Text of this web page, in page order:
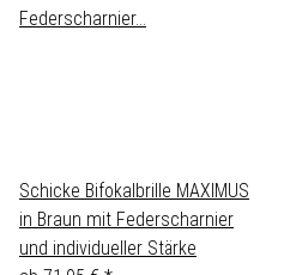
Schicke Bifokalbrille MAXIMUS
in Braun mit Federscharnier
und individueller Stärke